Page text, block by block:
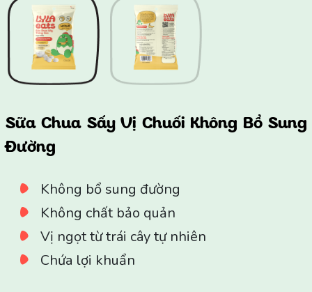
Sữa Chua Sấy Vị Chuối Không Bổ Sung
Đường
Không bổ sung đường
Không chất bảo quản
Vị ngọt từ trái cây tự nhiên
Chứa lợi khuẩn